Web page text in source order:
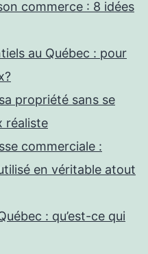
commerce : 8 idées
au Québec : pour
propriété sans se
réaliste
commerciale :
en véritable atout
: qu’est-ce qui